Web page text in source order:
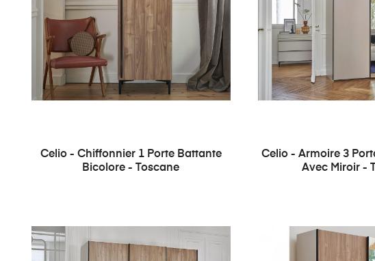
Celio - Chiffonnier 1 Porte Battante
Bicolore - Toscane
Celio - Armoire 3
Avec Miroir -